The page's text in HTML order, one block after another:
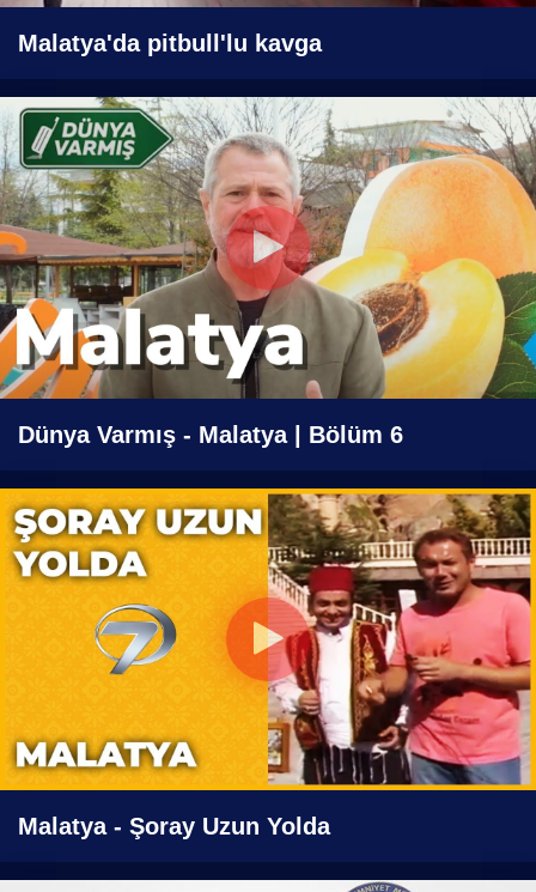
Malatya'da pitbull'lu kavga
Dünya Varmış - Malatya | Bölüm 6
Malatya - Şoray Uzun Yolda